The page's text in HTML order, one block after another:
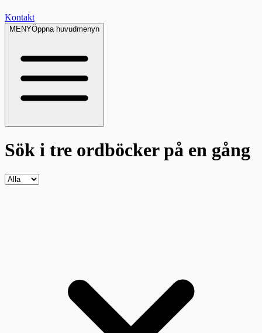
Kontakt
MENYÖppna huvudmenyn
Sök i tre ordböckerpå en gång